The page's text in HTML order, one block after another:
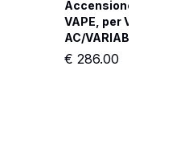
Accensione
VAPE, per Vespa 125
AC/VARIABILE
€ 286.00